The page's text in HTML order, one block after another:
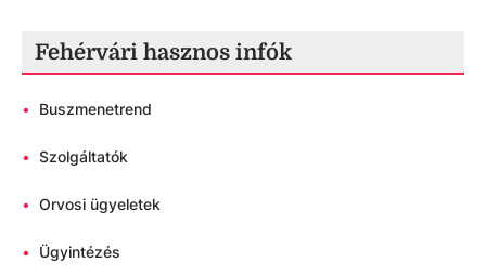
Fehérvári hasznos infók
• Buszmenetrend
• Szolgáltatók
• Orvosi ügyeletek
• Ügyintézés